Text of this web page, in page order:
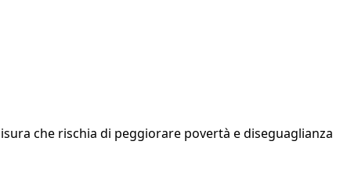
che rischia di peggiorare povertà e diseguaglianza